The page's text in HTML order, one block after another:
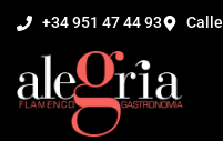
+34 951 47 44 93